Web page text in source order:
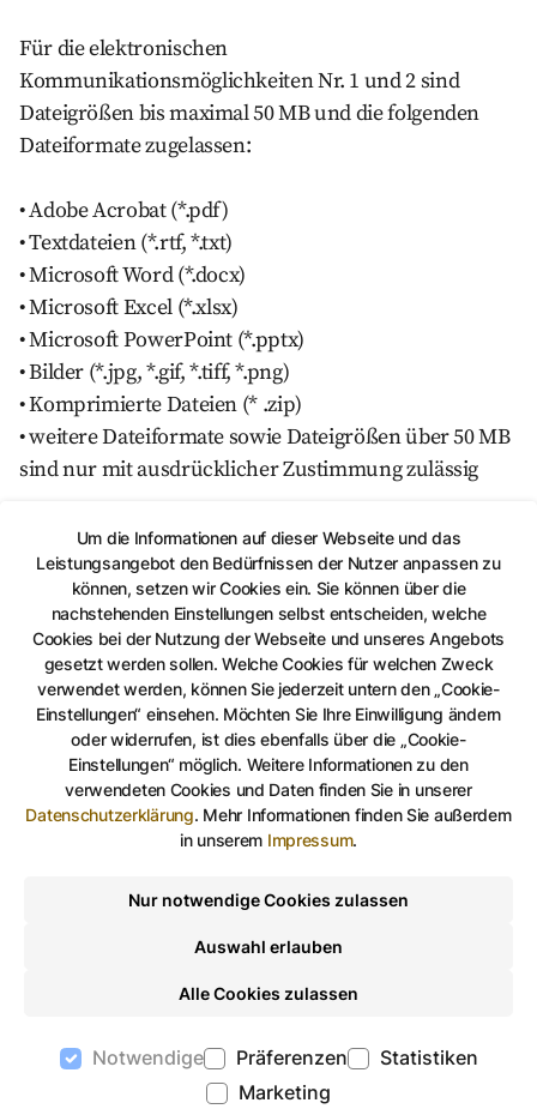
Um die Informationen auf dieser Webseite und das
Leistungsangebot den Bedürfnissen der Nutzer anpassen zu
können, setzen wir Cookies ein. Sie können über die
nachstehenden Einstellungen selbst entscheiden, welche
Cookies bei der Nutzung der Webseite und unseres Angebots
gesetzt werden sollen. Welche Cookies für welchen Zweck
verwendet werden, können Sie jederzeit untern den „Cookie-
Einstellungen“ einsehen. Möchten Sie Ihre Einwilligung ändern
oder widerrufen, ist dies ebenfalls über die „Cookie-
Einstellungen“ möglich. Weitere Informationen zu den
verwendeten Cookies und Daten finden Sie in unserer
Datenschutzerklärung. Mehr Informationen finden Sie außerdem
in unserem Impressum.
Nur notwendige Cookies zulassen
Auswahl erlauben
Alle Cookies zulassen
Notwendige Präferenzen
Statistiken
Marketing
Für die elektronischen
Kommunikationsmöglichkeiten Nr. 1 und 2 sind
Dateigrößen bis maximal 50 MB und die folgenden
Dateiformate zugelassen:
• Adobe Acrobat (*.pdf)
• Textdateien (*.rtf, *.txt)
• Microsoft Word (*.docx)
• Microsoft Excel (*.xlsx)
• Microsoft PowerPoint (*.pptx)
• Bilder (*.jpg, *.gif, *.tiff, *.png)
• Komprimierte Dateien (* .zip)
• weitere Dateiformate sowie Dateigrößen über 50 MB
sind nur mit ausdrücklicher Zustimmung zulässig
Ausgeschlossen sind potentiell gefährliche Dateien
wie selbstextrahierende Archive, verschlüsselte oder
kennwortgeschützte Dateien, Dateien mit aktiven
Funktionen (Makro) usw.
Zur Wahrung eines sicheren Kommunikationsweges
können Sie uns via S/MIME Verschlüsselung
kontaktieren.
Download des S/MIME-Zertifikats.
Gera (@gera.de).
Wenn Sie diese Zugangseröffnung nutzen, so sind Sie
damit einverstanden, dass ihre Dokumente auf Viren
Viren oder Spam klassifiziert worden sind, werden
gelöscht und nicht weiter bearbeitet. Da in